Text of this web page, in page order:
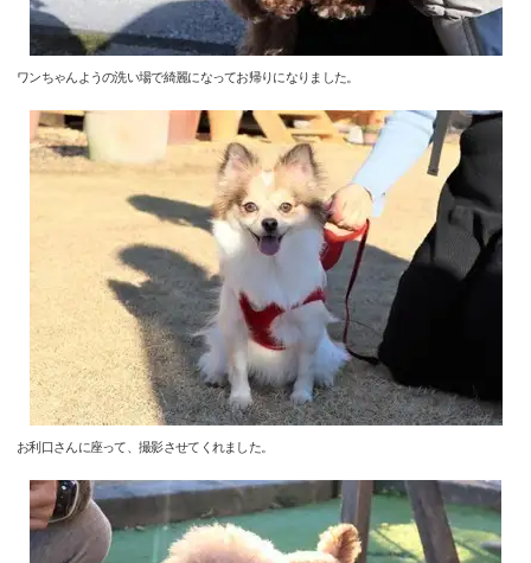
ワンちゃんようの洗い場で綺麗になってお帰りになりました。
お利口さんに座って、撮影させてくれました。